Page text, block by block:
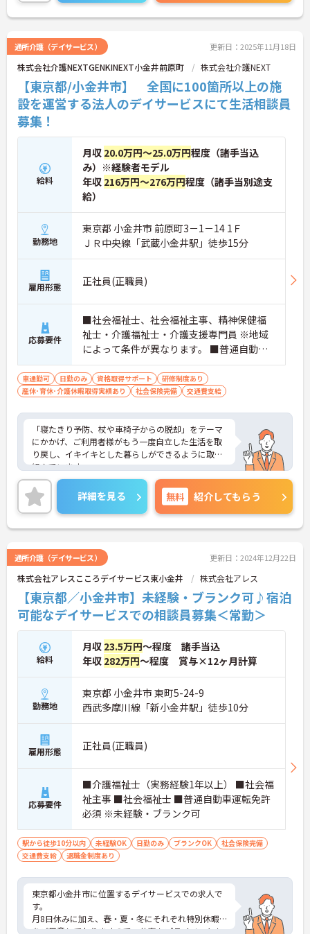
通所介護（デイサービス） 更新日：2025年11月18日
株式会社介護NEXTGENKINEXT小金井前原町 株式会社介護NEXT
【東京都/小金井市】 全国に100箇所以上の施
設を運営する法人のデイサービスにて生活相談員
募集！
給料
月収 20.0万円～25.0万円程度（諸手当込
み）※経験者モデル
年収 216万円～276万円程度（諸手当別途支
給）
勤務地
東京都 小金井市 前原町3－1－14 1Ｆ
ＪＲ中央線「武蔵小金井駅」徒歩15分
雇用形態 正社員(正職員)
応募要件
■社会福祉士、社会福祉主事、精神保健福
祉士・介護福祉士・介護支援専門員 ※地域
によって条件が異なります。 ■普通自動車
免許（AT限定可） ※未経験可、ブランク可
車通勤可 日勤のみ 資格取得サポート
研修制度あり
産休･育休･介護休暇取得実績あり
社会保険完備 交通費支給
「寝たきり予防、杖や車椅子からの脱却」をテーマ
にかかげ、ご利用者様がもう一度自立した生活を取
り戻し、イキイキとした暮らしができるように取り
組んでいます。
整骨院からスタートした法人で、現在も店舗を増や
し続けている安定感のある母体です。事業拡大傾向
にあるため、頑張り次第ではキャリアアップも見込
めるます。複数の店舗を経営しているノウハウを生
かした研修制度も自身の成長に繋がります。自立支
る職場も魅力の1つです。
ご興味のある方はお気軽にお問い合わせ下さいま
せ。
詳細を見る 無料 紹介してもらう
通所介護（デイサービス） 更新日：2024年12月22日
株式会社アレスこころデイサービス東小金井 株式会社アレス
【東京都／小金井市】未経験・ブランク可♪宿泊
可能なデイサービスでの相談員募集＜常勤＞
給料
月収 23.5万円～程度 諸手当込
年収 282万円～程度 賞与×12ヶ月計算
勤務地
東京都 小金井市 東町5-24-9
西武多摩川線「新小金井駅」徒歩10分
雇用形態 正社員(正職員)
応募要件
■介護福祉士（実務経験1年以上） ■社会福
祉主事 ■社会福祉士 ■普通自動車運転免許
必須 ※未経験・ブランク可
駅から徒歩10分以内 未経験OK 日勤のみ ブランクOK
社会保険完備
交通費支給
退職金制度あり
東京都小金井市に位置するデイサービスでの求人で
す。
月8日休みに加え、春・夏・冬にそれぞれ特別休暇
をご用意しておりますので、仕事もプライベートも